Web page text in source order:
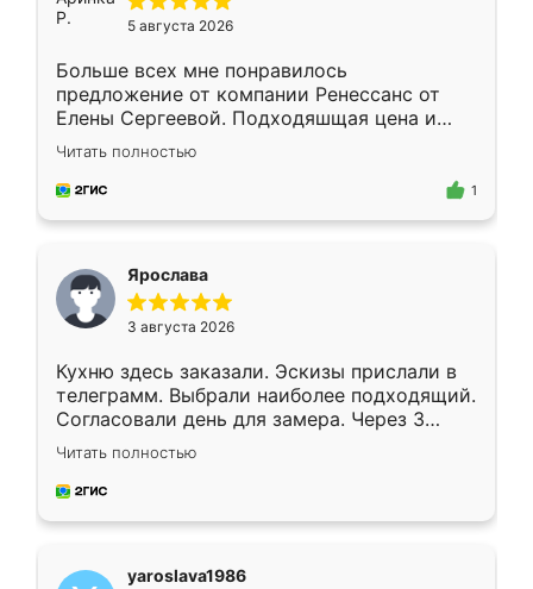
5 августа 2026
Больше всех мне понравилось
предложение от компании Ренессанс от
Елены Сергеевой. Подходяшщая цена и
короткие сроки изготовления. Приехавший
для замера сотрудник Владислав
предложил по моему эскизу самый
Читать полностью
1
Ярослава
3 августа 2026
Кухню здесь заказали. Эскизы прислали в
телеграмм. Выбрали наиболее подходящий.
Согласовали день для замера. Через 3
недели кухня была уже готова. Остались
довольны работой. Спасибо Ренессанс
мебель за качественную работу!
Читать полностью
yaroslava1986